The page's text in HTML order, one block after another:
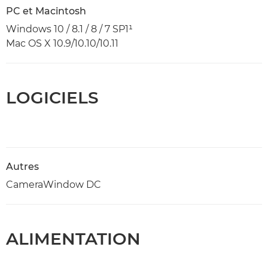
PC et Macintosh
Windows 10 / 8.1 / 8 / 7 SP1¹
Mac OS X 10.9/10.10/10.11
LOGICIELS
Autres
CameraWindow DC
ALIMENTATION